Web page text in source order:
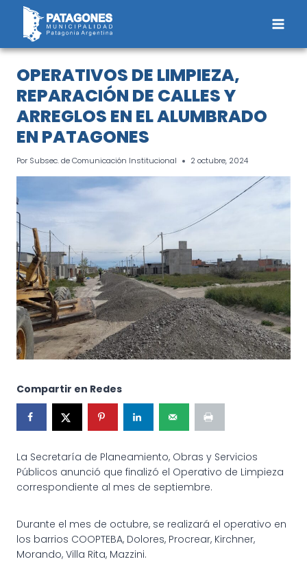
Saltar
contenido
OPERATIVOS DE LIMPIEZA,
REPARACIÓN DE CALLES Y
ARREGLOS EN EL ALUMBRADO
EN PATAGONES
Por Subsec. de Comunicación Institucional 2 octubre, 2024
Compartir en Redes
La Secretaría de Planeamiento, Obras y Servicios
Públicos anunció que finalizó el Operativo de Limpieza
correspondiente al mes de septiembre.
Durante el mes de octubre, se realizará el operativo en
los barrios COOPTEBA, Dolores, Procrear, Kirchner,
Morando, Villa Rita, Mazzini.